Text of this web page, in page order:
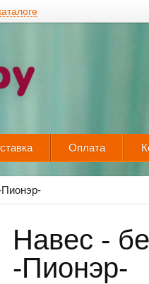
Оплата
Навес -
-Пионэр-